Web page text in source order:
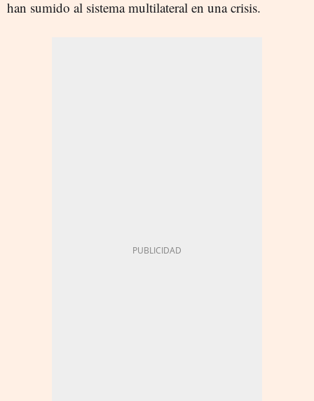
han sumido al sistema multilateral en una crisis.